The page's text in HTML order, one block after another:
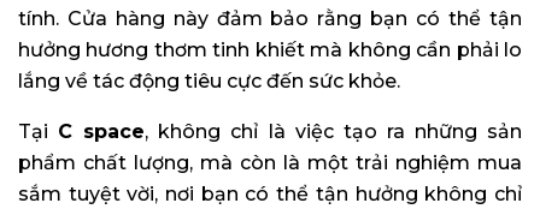
tính. Cửa hàng này đảm bảo rằng bạn có thể tận
hưởng hương thơm tinh khiết mà không cần phải lo
lắng về tác động tiêu cực đến sức khỏe.
Tại C space, không chỉ là việc tạo ra những sản
phẩm chất lượng, mà còn là một trải nghiệm mua
sắm tuyệt vời, nơi bạn có thể tận hưởng không chỉ